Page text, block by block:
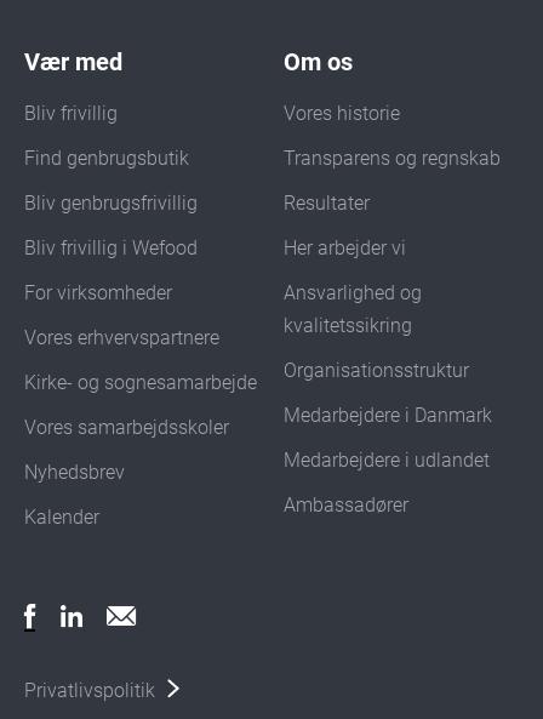
Vær med
Bliv frivillig
Find genbrugsbutik
Bliv genbrugsfrivillig
Bliv frivillig i Wefood
For virksomheder
Vores erhvervspartnere
Kirke- og sognesamarbejde
Vores samarbejdsskoler
Nyhedsbrev
Kalender
Om os
Vores historie
Transparens og regnskab
Resultater
Her arbejder vi
Ansvarlighed og
kvalitetssikring
Organisationsstruktur
Medarbejdere i Danmark
Medarbejdere i udlandet
Ambassadører
Privatlivspolitik